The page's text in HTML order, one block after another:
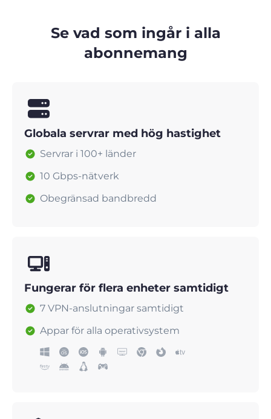
Se vad som ingår i alla
abonnemang
Globala servrar med hög hastighet
Servrar i 100+ länder
10 Gbps-nätverk
Obegränsad bandbredd
Fungerar för flera enheter samtidigt
7 VPN-anslutningar samtidigt
Appar för alla operativsystem